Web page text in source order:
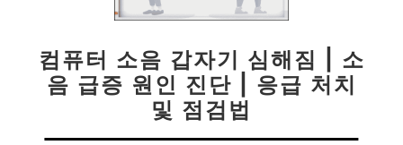
컴퓨터 소음 갑자기 심해짐 | 소
음 급증 원인 진단 | 응급 처치
및 점검법